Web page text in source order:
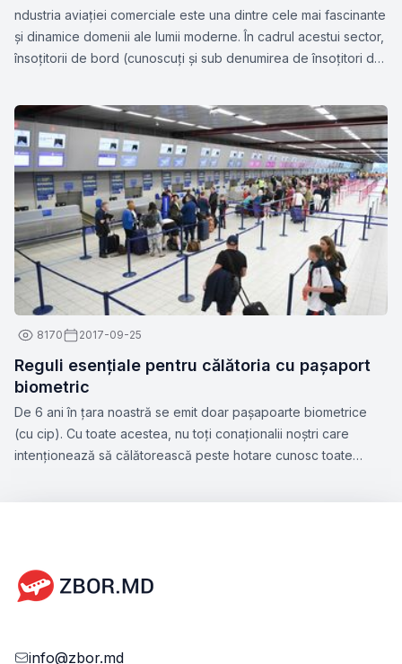
ndustria aviației comerciale este una dintre cele mai fascinante
și dinamice domenii ale lumii moderne. În cadrul acestui sector,
însoțitorii de bord (cunoscuți și sub denumirea de însoțitori de
8170 2017-09-25
Reguli esențiale pentru călătoria cu pașaport
biometric
De 6 ani în țara noastră se emit doar pașapoarte biometrice
(cu cip). Cu toate acestea, nu toți conaționalii noștri care
intenționează să călătorească peste hotare cunosc toate
info@zbor.md